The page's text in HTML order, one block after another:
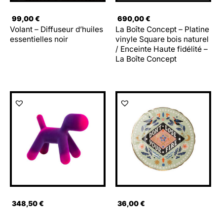
99,00€
Volant – Diffuseur d’huiles
essentielles noir
690,00€
La Boîte Concept – Platine
vinyle Square bois naturel
/ Enceinte Haute fidélité –
La Boîte Concept
348,50€ 36,00€